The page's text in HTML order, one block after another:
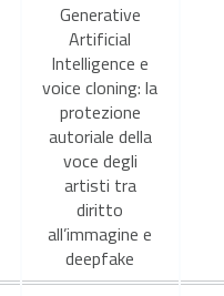
Generative
Artificial
Intelligence e
voice cloning: la
protezione
autoriale della
voce degli
artisti tra
diritto
all’immagine e
deepfake